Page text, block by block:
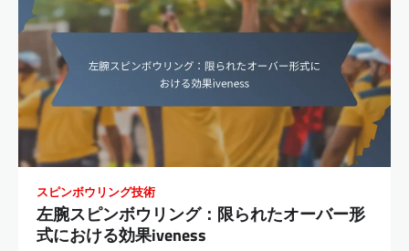
スピンボウリング技術
左腕スピンボウリング：限られたオーバー形
式における効果iveness